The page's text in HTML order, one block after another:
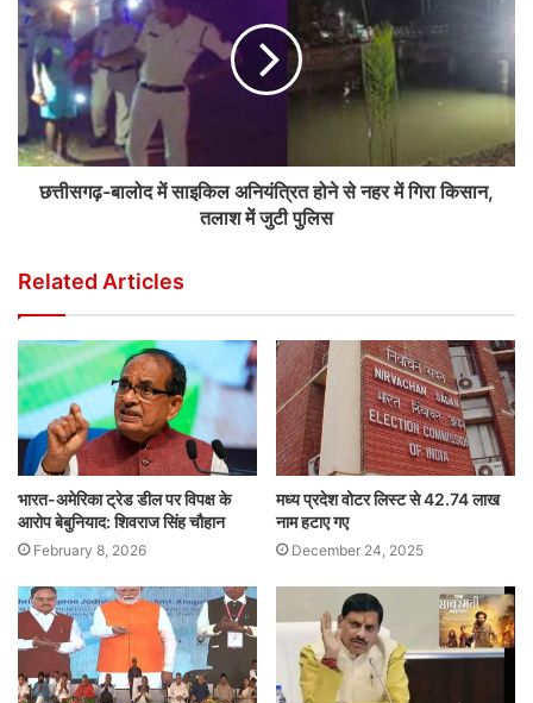
छत्तीसगढ़-बालोद में साइकिल अनियंत्रित होने से नहर में गिरा किसान,
तलाश में जुटी पुलिस
Related Articles
भारत-अमेरिका ट्रेड डील पर विपक्ष के
आरोप बेबुनियाद: शिवराज सिंह चौहान
February 8, 2026
मध्य प्रदेश वोटर लिस्ट से 42.74 लाख
नाम हटाए गए
December 24, 2025